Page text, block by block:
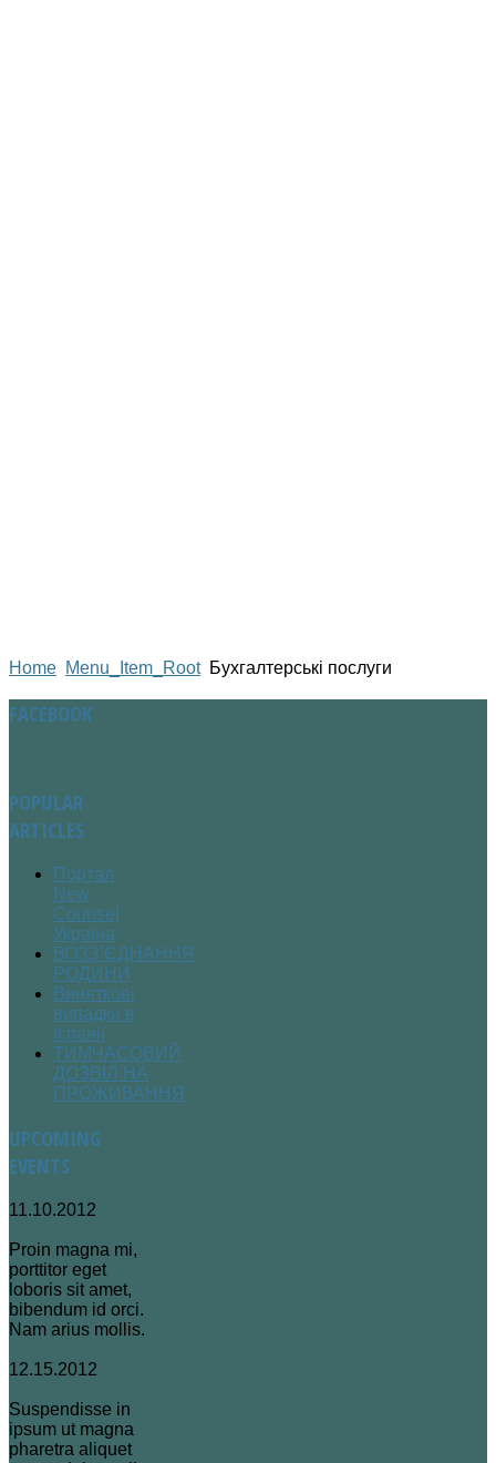
Home Menu_Item_Root Бухгалтерські послуги
FACEBOOK
POPULAR
ARTICLES
Портал
New
Counsel
Україна
ВОЗЗ’ЄДНАННЯ
РОДИНИ
Виняткові
випадки в
Іспанії
ТИМЧАСОВИЙ
ДОЗВІЛ НА
ПРОЖИВАННЯ
UPCOMING
EVENTS
11.10.2012
Proin magna mi,
porttitor eget
loboris sit amet,
bibendum id orci.
Nam arius mollis.
12.15.2012
Suspendisse in
ipsum ut magna
pharetra aliquet